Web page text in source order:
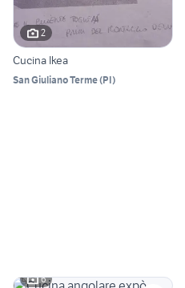
2
Cucina Ikea
San Giuliano Terme(PI)
6